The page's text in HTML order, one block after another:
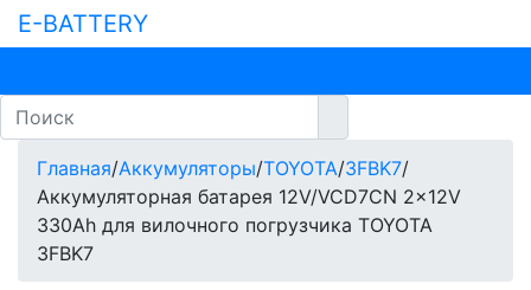
E-BATTERY
Главная/Аккумуляторы/TOYOTA/3FBK7/
Аккумуляторная батарея 12V/VCD7CN 2x12V
330Ah для вилочного погрузчика TOYOTA
3FBK7